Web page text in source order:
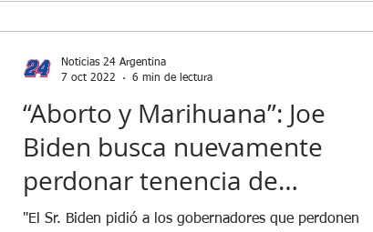
“Aborto y Marihuana”: Joe
Biden busca nuevamente
perdonar tenencia de
marihuana por las elecciones
"El Sr. Biden pidió a los gobernadores que perdonen
Noticias 24 Argentina
7 oct 2022
6 min de lectura